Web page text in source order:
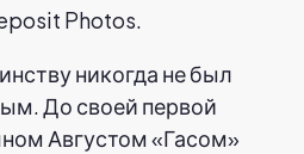
Photos.
никогда не был
До своей первой
Августом «Гасом»